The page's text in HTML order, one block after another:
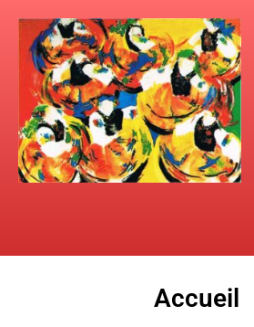
Accueil